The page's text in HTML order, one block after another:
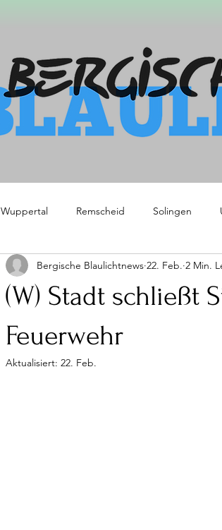
Wuppertal Remscheid Solingen
(W) Stadt schließt
Feuerwehr
Bergische Blaulichtnews 22. Feb. 2 Min.
Aktualisiert: 22. Feb.